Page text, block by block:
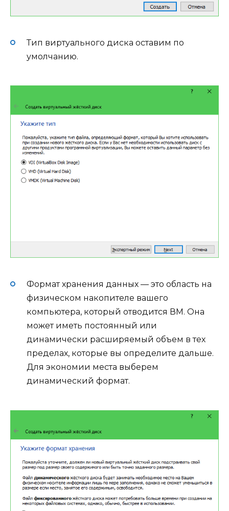
Тип виртуального диска оставим по
умолчанию.
Формат хранения данных — это область на
физическом накопителе вашего
компьютера, который отводится ВМ. Она
может иметь постоянный или
динамически расширяемый объем в тех
пределах, которые вы определите дальше.
Для экономии места выберем
динамический формат.